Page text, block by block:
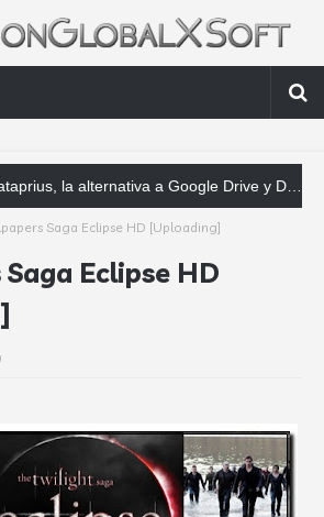
la alternativa a Google Drive y Dropbox que las empresas deberían conoc
Saga Eclipse HD [Uploading]
Eclipse HD